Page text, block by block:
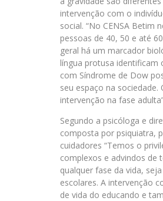
intervenção com o
social. “No CENSA
pessoas de 40, 50 e até
geral há um marcador
língua protusa identificam
com Síndrome de Dow
seu espaço na
intervenção na fase
Segundo a psicóloga e
composta por psiquiatra,
cuidadores “Temos o
complexos e advindos de
qualquer fase da vida,
escolares. A intervenção
de vida do educando e